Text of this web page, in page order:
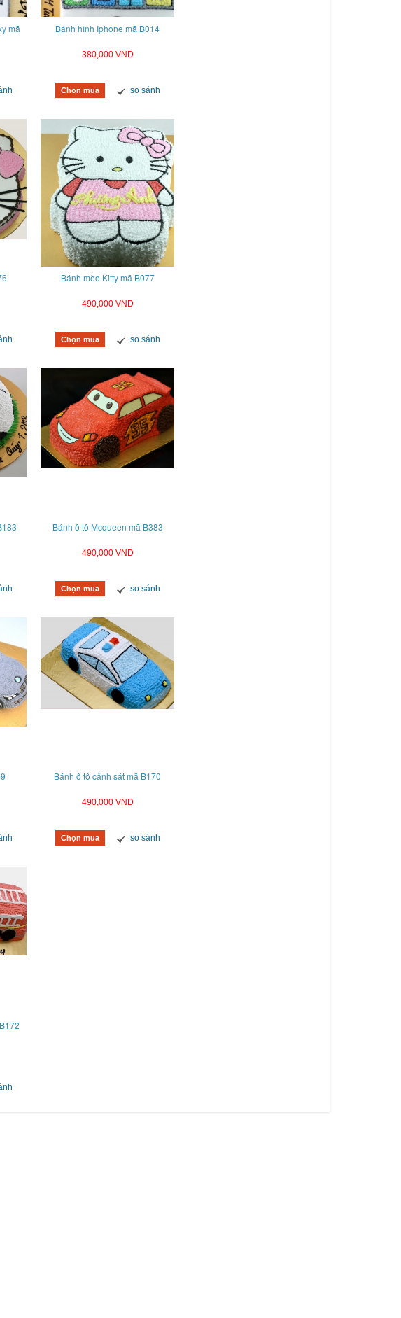
mã
Bánh hình Iphone mã B014
380,000 VND
Chọn mua so sánh
Bánh mèo Kitty mã B077
490,000 VND
Chọn mua so sánh
Bánh ô tô Mcqueen mã B383
490,000 VND
Chọn mua so sánh
Bánh ô tô cảnh sát mã B170
490,000 VND
Chọn mua so sánh
so sánh